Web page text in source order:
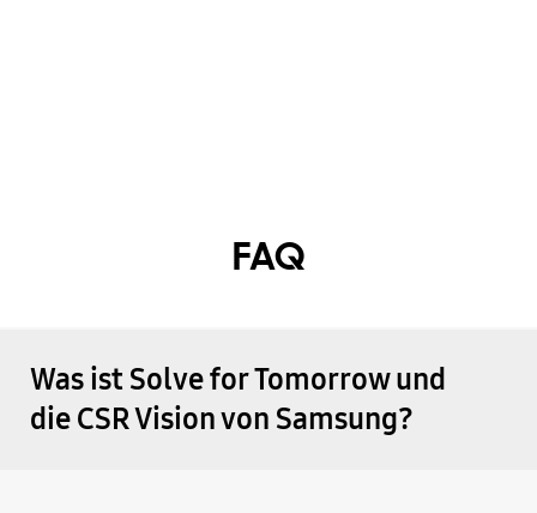
FAQ
Was ist Solve for Tomorrow und
die CSR Vision von Samsung?